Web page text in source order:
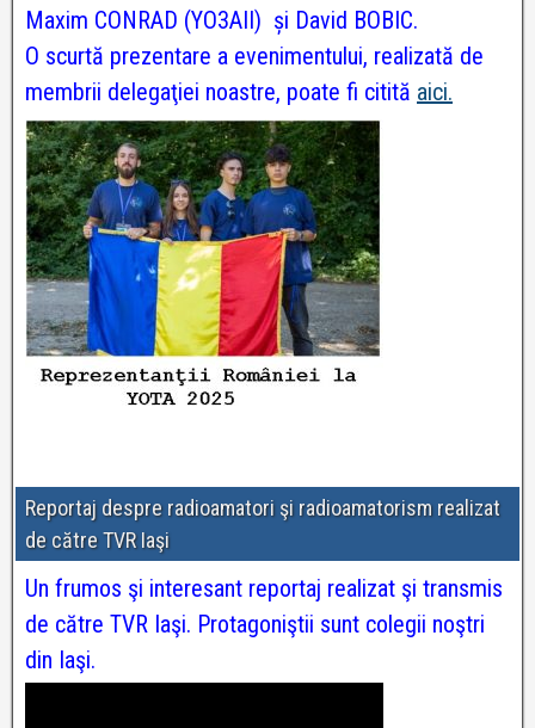
Maxim CONRAD (YO3AII) și David BOBIC.
O scurtă prezentare a evenimentului, realizată de
membrii delegaţiei noastre, poate fi citită aici.
Reportaj despre radioamatori şi radioamatorism realizat
de către TVR Iaşi
Un frumos şi interesant reportaj realizat şi transmis
de către TVR Iaşi. Protagoniştii sunt colegii noştri
din Iaşi.